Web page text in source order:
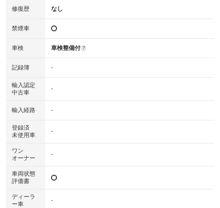
修復歴 なし
禁煙車
車検 車検整備付 ?
記録簿 -
輸入認定
中古車
-
輸入経路 -
登録済
未使用車
-
ワン
オーナー
-
車両状態
評価書
ディーラ
ー車
-